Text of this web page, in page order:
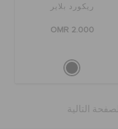
ريكورد بلاير
OMR 2.000
الصفحة التالية